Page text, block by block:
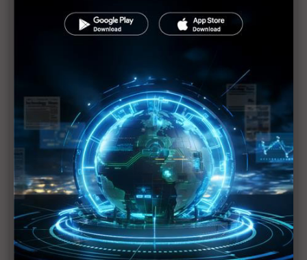
3千暴增至4.8萬架 軍用商規無人機大單挑戰產業能
台積電無人機大單治「產業心病」 另闢供應鏈新戰
線
璿元入袋日、印訂單 續搶佔歐洲無人機市場先機
璿元科技專訪》無人機軍民通用 揭台廠決勝關鍵能
力
<< 1 2